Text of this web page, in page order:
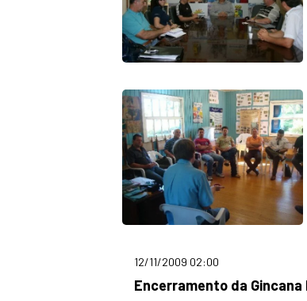
12/11/2009 02:00
Encerramento da Gincana